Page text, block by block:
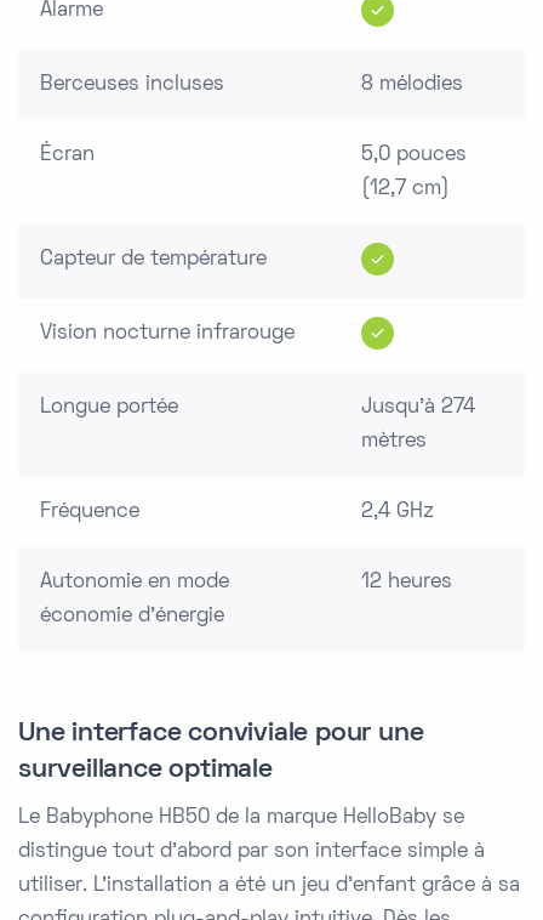
Alarme
Berceuses incluses 8 mélodies
Écran
5,0 pouces
(12,7 cm)
Capteur de température
Vision nocturne infrarouge
Longue portée
Jusqu'à 274
mètres
Fréquence 2,4 GHz
Autonomie en mode
économie d'énergie
12 heures
Une interface conviviale pour une
surveillance optimale
Le Babyphone HB50 de la marque HelloBaby se
distingue tout d'abord par son interface simple à
utiliser. L'installation a été un jeu d'enfant grâce à sa